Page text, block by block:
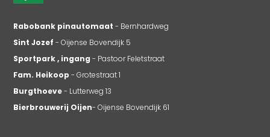
Rabobank pinautomaat - Bernhardweg
Sint Jozef - Oijense Bovendijk 5
Sportpark , ingang - Pastoor Feletstraat
Fam. Heikoop - Grotestraat 1
Burgthoeve- Lutterweg 13
Bierbrouwerij Oijen- Oijense Bovendijk 61